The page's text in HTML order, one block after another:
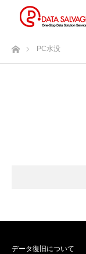
ホームPC水没
データ復旧について